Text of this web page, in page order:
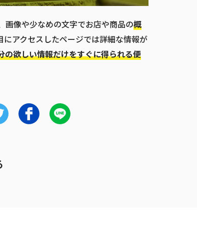
画像や少なめの文字でお店や商品の概
アクセスしたページでは詳細な情報が
の欲しい情報だけをすぐに得られる便